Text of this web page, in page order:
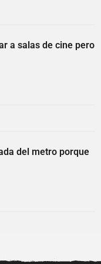
a salas de cine pero
del metro porque